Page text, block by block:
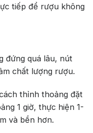
tiếp để rượu không
đứng quá lâu, nút
chất lượng rượu.
thỉnh thoảng đặt
1 giờ, thực hiện 1-
và bền hơn.